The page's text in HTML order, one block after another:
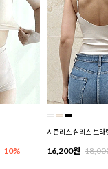
10%
시즌리스 심리스 브라
16,200원